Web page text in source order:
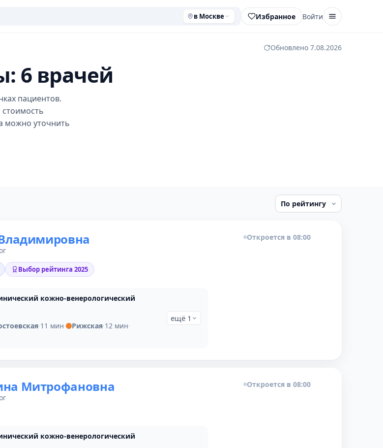
в Москве Избранное Войти
Обновлено 7.08.2026
6 врачей
пациентов.
можно уточнить
Выбор рейтинга 2025
кожно-венерологический
·11 мин· Рижская·12 мин·
ещё 1
Откроется в 08:00
Митрофановна
кожно-венерологический
Откроется в 08:00